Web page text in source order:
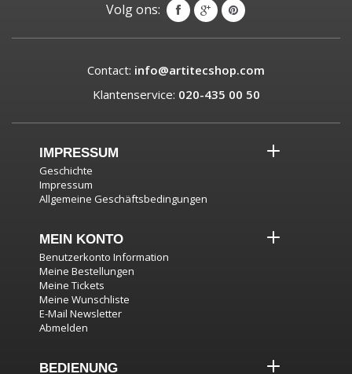
Volg ons:
Contact: info@artitecshop.com
Klantenservice: 020-435 00 50
IMPRESSUM
Geschichte
Impressum
Allgemeine Geschäftsbedingungen
MEIN KONTO
Benutzerkonto Information
Meine Bestellungen
Meine Tickets
Meine Wunschliste
E-Mail Newsletter
Abmelden
BEDIENUNG